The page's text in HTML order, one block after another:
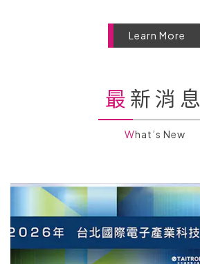
Learn More
最新消息
What’s New